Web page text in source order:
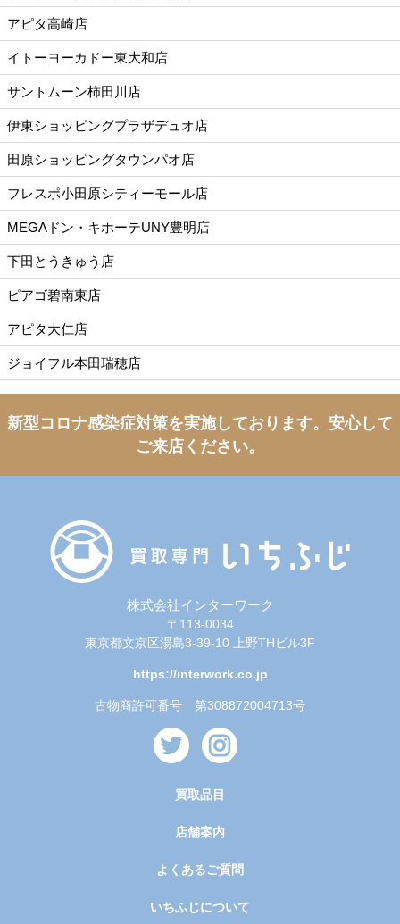
アピタ高崎店
イトーヨーカドー東大和店
サントムーン柿田川店
伊東ショッピングプラザデュオ店
田原ショッピングタウンパオ店
フレスポ小田原シティーモール店
MEGAドン・キホーテUNY豊明店
下田とうきゅう店
ピアゴ碧南東店
アピタ大仁店
ジョイフル本田瑞穂店
新型コロナ感染症対策を実施しております。 安心して
ご来店ください。
株式会社インターワーク
〒113-0034
東京都文京区湯島3-39-10 上野THビル3F
https://interwork.co.jp
古物商許可番号 第308872004713号
買取品目
店舗案内
よくあるご質問
いちふじについて